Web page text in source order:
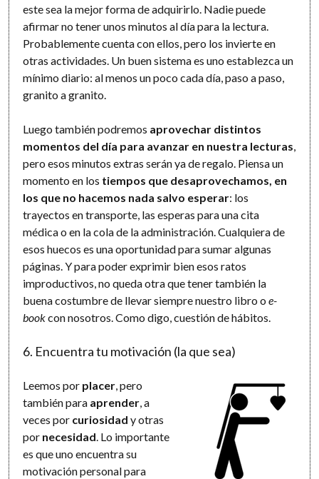
este sea la mejor forma de adquirirlo. Nadie puede
afirmar no tener unos minutos al día para la lectura.
Probablemente cuenta con ellos, pero los invierte en
otras actividades. Un buen sistema es uno establezca un
mínimo diario: al menos un poco cada día, paso a paso,
granito a granito.
Luego también podremos aprovechar distintos
momentos del día para avanzar en nuestra lecturas,
pero esos minutos extras serán ya de regalo. Piensa un
momento en los tiempos que desaprovechamos, en
los que no hacemos nada salvo esperar: los
trayectos en transporte, las esperas para una cita
médica o en la cola de la administración. Cualquiera de
esos huecos es una oportunidad para sumar algunas
páginas. Y para poder exprimir bien esos ratos
improductivos, no queda otra que tener también la
buena costumbre de llevar siempre nuestro libro oe-
bookcon nosotros. Como digo, cuestión de hábitos.
6. Encuentra tu motivación (la que sea)
Leemos por placer, pero
también para aprender, a
veces por curiosidad y otras
por necesidad. Lo importante
es que uno encuentra su
motivación personal para